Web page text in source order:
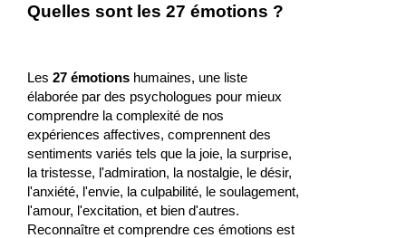
Quelles sont les 27 émotions ?
Les 27 émotionshumaines, une liste
élaborée par des psychologues pour mieux
comprendre la complexité de nos
expériences affectives, comprennent des
sentiments variés tels que la joie, la surprise,
la tristesse, l'admiration, la nostalgie, le désir,
l'anxiété, l'envie, la culpabilité, le soulagement,
l'amour, l'excitation, et bien d'autres.
Reconnaître et comprendre ces émotions est